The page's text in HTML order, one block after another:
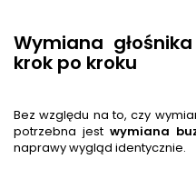
Wymiana
krok po kroku
Bez względu na to, czy
potrzebna jest wymiana
naprawy wygląd identycznie.